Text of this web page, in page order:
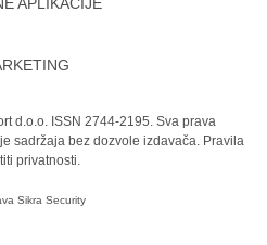
d.o.o. ISSN 2744-2195. Sva prava
sadržaja bez dozvole izdavača. Pravila
privatnosti.
Sikra Security